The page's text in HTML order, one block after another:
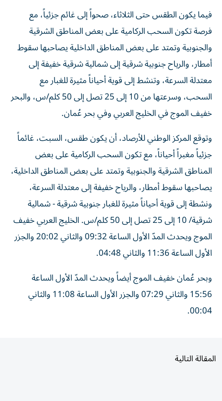
فيما يكون الطقس حتى الثلاثاء، صحواً إلى غائم جزئياً، مع
فرصة تكون السحب الركامية على بعض المناطق الشرقية
والجنوبية وتمتد على بعض المناطق الداخلية يصاحبها سقوط
أمطار، والرياح جنوبية شرقية إلى شمالية شرقية خفيفة إلى
معتدلة السرعة، وتنشط إلى قوية أحياناً مثيرة للغبار مع
السحب، وسرعتها من 10 إلى 25 تصل إلى 50 كلم/س، والبحر
خفيف الموج في الخليج العربي وفي بحر عُمان.
وتوقع المركز الوطني للأرصاد، أن يكون طقس، السبت، غائماً
جزئياً مغبراً أحياناً، مع تكون السحب الركامية على بعض
المناطق الشرقية والجنوبية وتمتد على بعض المناطق الداخلية،
يصاحبها سقوط أمطار، والرياح خفيفة إلى معتدلة السرعة،
ونشطة إلى قوية أحياناً مثيرة للغبار جنوبية شرقية - شمالية
شرقية/ 10 إلى 25 تصل إلى 50 كلم/س. الخليج العربي خفيف
الموج ويحدث المدّ الأول الساعة 09:32 والثاني 20:02 والجزر
الأول الساعة 11:36 والثاني 04:48.
وبحر عُمان خفيف الموج أيضاً ويحدث المدّ الأول الساعة
15:56 والثاني 07:29 والجزر الأول الساعة 11:08 والثاني
00:04.
المقالة التالية